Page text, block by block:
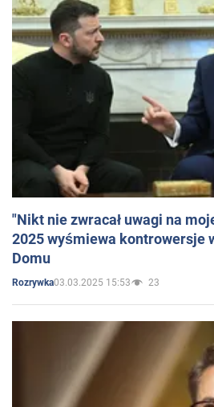
"Nikt nie zwracał uwagi na
2025 wyśmiewa kontrowersje
Domu
Rozrywka03.03.2025 15:53 23